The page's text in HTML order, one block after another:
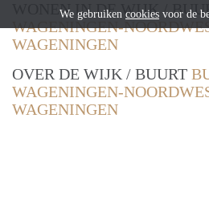
WONEN IN DE WIJK /
WAGENINGEN-
WAGENINGEN
OVER DE WIJK / BUURT
WAGENINGEN-
WAGENINGEN
We gebruiken cookies voor de